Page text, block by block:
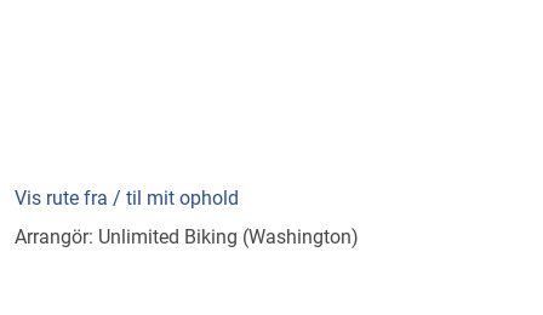
Vis rute fra / til mit ophold
Arrangör: Unlimited Biking (Washington)